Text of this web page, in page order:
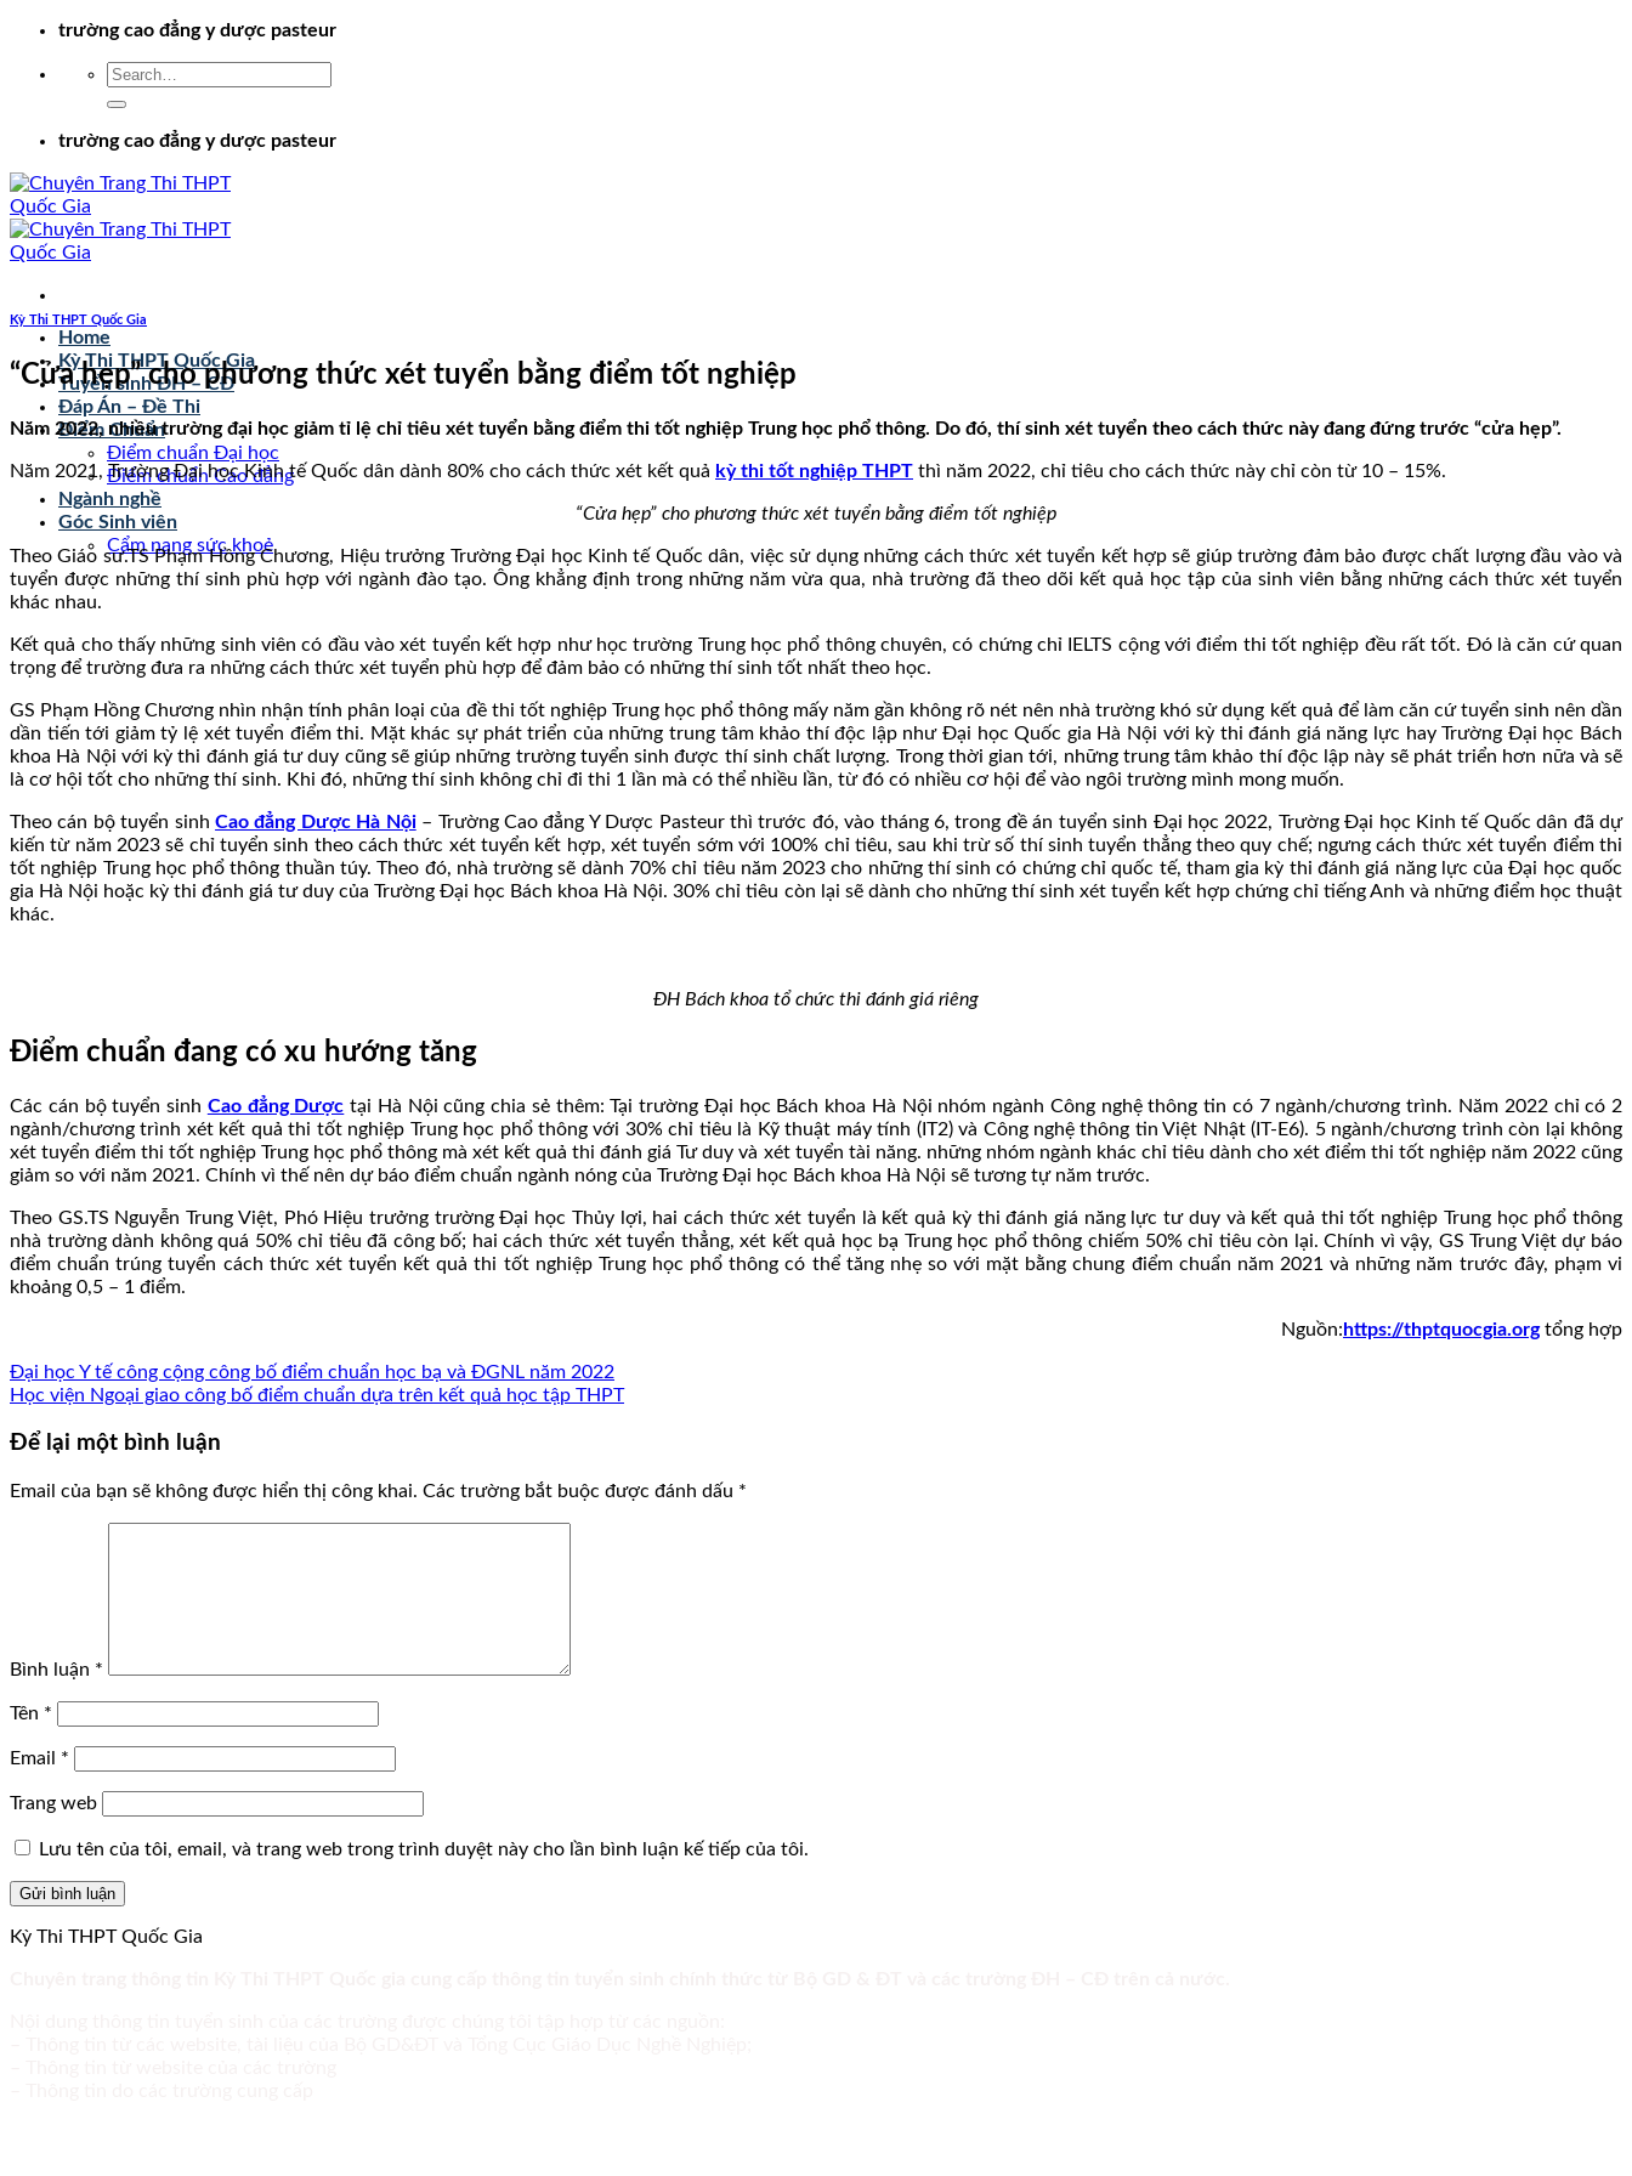
Chuyểntrường cao đẳng y dược pasteur
trường cao đẳng y dược pasteur
Home
Kỳ Thi THPT Quốc Gia
Tuyển sinh ĐH – CĐ
Đáp Án – Đề Thi
Điểm Chuẩn
Điểm chuẩn Đại học
Điểm chuẩn Cao đẳng
Ngành nghề
Góc Sinh viên
Cẩm nang sức khoẻ
Kỳ Thi THPT Quốc Gia
“Cửa hẹp” cho phương thức xét tuyển bằng điểm tốt nghiệp
Năm 2022, nhiều trường đại học giảm tỉ lệ chỉ tiêu xét tuyển bằng điểm thi tốt nghiệp Trung học phổ thông. Do đó, thí sinh xét tuyển theo cách thức này đang đứng trước “cửa hẹp”.
Năm 2021, Trường Đại học Kinh tế Quốc dân dành 80% cho cách thức xét kết quả kỳ thi tốt nghiệp THPT thì năm 2022, chỉ tiêu cho cách thức này chỉ còn từ 10 – 15%.
“Cửa hẹp” cho phương thức xét tuyển bằng điểm tốt nghiệp
Theo Giáo sư.TS Phạm Hồng Chương, Hiệu trưởng Trường Đại học Kinh tế Quốc dân, việc sử dụng những cách thức xét tuyển kết hợp sẽ giúp trường đảm bảo được chất lượng đầu vào và
tuyển được những thí sinh phù hợp với ngành đào tạo. Ông khẳng định trong những năm vừa qua, nhà trường đã theo dõi kết quả học tập của sinh viên bằng những cách thức xét tuyển
khác nhau.
Kết quả cho thấy những sinh viên có đầu vào xét tuyển kết hợp như học trường Trung học phổ thông chuyên, có chứng chỉ IELTS cộng với điểm thi tốt nghiệp đều rất tốt. Đó là căn cứ quan
trọng để trường đưa ra những cách thức xét tuyển phù hợp để đảm bảo có những thí sinh tốt nhất theo học.
GS Phạm Hồng Chương nhìn nhận tính phân loại của đề thi tốt nghiệp Trung học phổ thông mấy năm gần không rõ nét nên nhà trường khó sử dụng kết quả để làm căn cứ tuyển sinh nên dần
dần tiến tới giảm tỷ lệ xét tuyển điểm thi. Mặt khác sự phát triển của những trung tâm khảo thí độc lập như Đại học Quốc gia Hà Nội với kỳ thi đánh giá năng lực hay Trường Đại học Bách
khoa Hà Nội với kỳ thi đánh giá tư duy cũng sẽ giúp những trường tuyển sinh được thí sinh chất lượng. Trong thời gian tới, những trung tâm khảo thí độc lập này sẽ phát triển hơn nữa và sẽ
là cơ hội tốt cho những thí sinh. Khi đó, những thí sinh không chỉ đi thi 1 lần mà có thể nhiều lần, từ đó có nhiều cơ hội để vào ngôi trường mình mong muốn.
Theo cán bộ tuyển sinhCao đẳng Dược Hà Nội– Trường Cao đẳng Y Dược Pasteur thì trước đó, vào tháng 6, trong đề án tuyển sinh Đại học 2022, Trường Đại học Kinh tế Quốc dân đã dự
kiến từ năm 2023 sẽ chỉ tuyển sinh theo cách thức xét tuyển kết hợp, xét tuyển sớm với 100% chỉ tiêu, sau khi trừ số thí sinh tuyển thẳng theo quy chế; ngưng cách thức xét tuyển điểm thi
tốt nghiệp Trung học phổ thông thuần túy. Theo đó, nhà trường sẽ dành 70% chỉ tiêu năm 2023 cho những thí sinh có chứng chỉ quốc tế, tham gia kỳ thi đánh giá năng lực của Đại học quốc
gia Hà Nội hoặc kỳ thi đánh giá tư duy của Trường Đại học Bách khoa Hà Nội. 30% chỉ tiêu còn lại sẽ dành cho những thí sinh xét tuyển kết hợp chứng chỉ tiếng Anh và những điểm học thuật
khác.
ĐH Bách khoa tổ chức thi đánh giá riêng
Điểm chuẩn đang có xu hướng tăng
Các cán bộ tuyển sinh Cao đẳng Dược tại Hà Nội cũng chia sẻ thêm: Tại trường Đại học Bách khoa Hà Nội nhóm ngành Công nghệ thông tin có 7 ngành/chương trình. Năm 2022 chỉ có 2
ngành/chương trình xét kết quả thi tốt nghiệp Trung học phổ thông với 30% chỉ tiêu là Kỹ thuật máy tính (IT2) và Công nghệ thông tin Việt Nhật (IT-E6). 5 ngành/chương trình còn lại không
xét tuyển điểm thi tốt nghiệp Trung học phổ thông mà xét kết quả thi đánh giá Tư duy và xét tuyển tài năng. những nhóm ngành khác chỉ tiêu dành cho xét điểm thi tốt nghiệp năm 2022 cũng
giảm so với năm 2021. Chính vì thế nên dự báo điểm chuẩn ngành nóng của Trường Đại học Bách khoa Hà Nội sẽ tương tự năm trước.
Theo GS.TS Nguyễn Trung Việt, Phó Hiệu trưởng trường Đại học Thủy lợi, hai cách thức xét tuyển là kết quả kỳ thi đánh giá năng lực tư duy và kết quả thi tốt nghiệp Trung học phổ thông
nhà trường dành không quá 50% chỉ tiêu đã công bố; hai cách thức xét tuyển thẳng, xét kết quả học bạ Trung học phổ thông chiếm 50% chỉ tiêu còn lại. Chính vì vậy, GS Trung Việt dự báo
điểm chuẩn trúng tuyển cách thức xét tuyển kết quả thi tốt nghiệp Trung học phổ thông có thể tăng nhẹ so với mặt bằng chung điểm chuẩn năm 2021 và những năm trước đây, phạm vi
khoảng 0,5 – 1 điểm.
Nguồn: https://thptquocgia.orgtổng hợp
Đại học Y tế công cộng công bố điểm chuẩn học bạ và ĐGNL năm 2022
Học viện Ngoại giao công bố điểm chuẩn dựa trên kết quả học tập THPT
Để lại một bình luận
Email của bạn sẽ không được hiển thị công khai. Các trường bắt buộc được đánh dấu *
Bình luận *
Tên *
Email *
Trang web
Lưu tên của tôi, email, và trang web trong trình duyệt này cho lần bình luận kế tiếp của tôi.
Kỳ Thi THPT Quốc Gia